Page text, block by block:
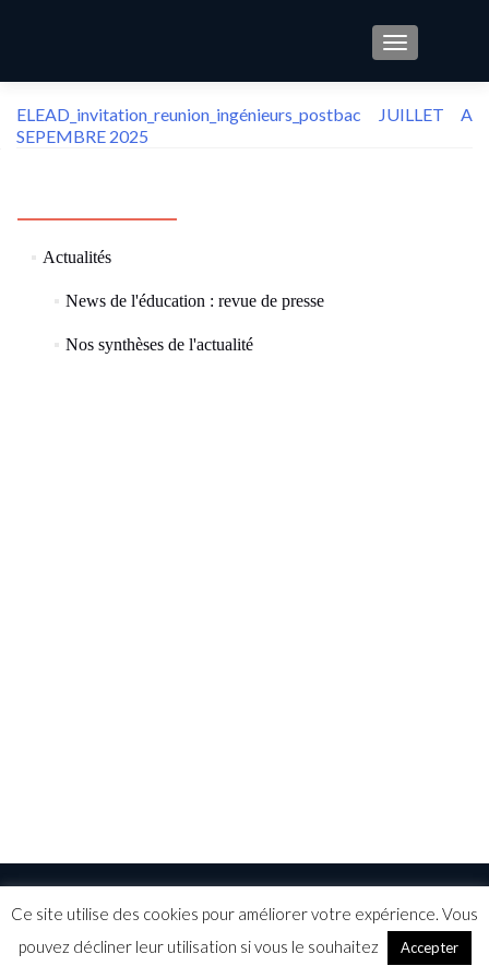
TOGGLE
ELEAD_invitation_reunion_ingénieurs_postbac JUILLET A
SEPEMBRE 2025
Actualités(73)
News de l'éducation : revue de presse
Nos synthèses de l'actualité
©ELEAD 2015 Mentions légales CGV
Ce site utilise des cookies pour améliorer votre expérience. Vous
pouvez décliner leur utilisation si vous le souhaitez
Accepter